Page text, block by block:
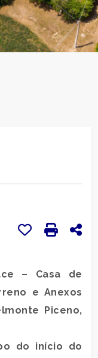
Favoritos:
– Casa de
e Anexos
Piceno,
do início do